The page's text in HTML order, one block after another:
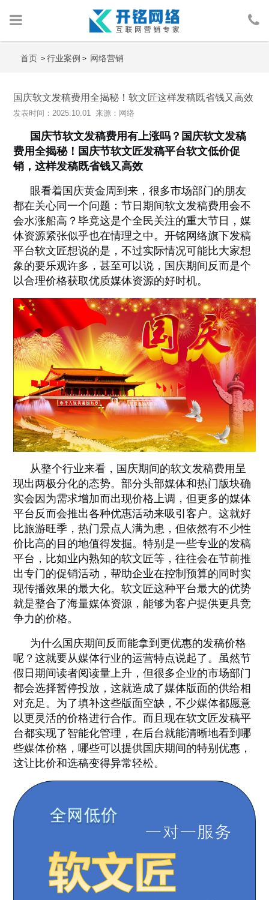
首页 > 行业案例 > 网络营销
国庆软文发稿费用全揭秘！软文匠这样发稿既省钱又高效
发表时间：2025.10.01 来源：网络
国庆节软文发稿费用有上涨吗？国庆软文发稿
费用全揭秘！国庆节软文匠发稿平台软文低价促
销，这样发稿既省钱又高效
眼看着国庆黄金周到来，很多市场部门的朋友
都在关心同一个问题：节日期间软文发稿费用会不
会水涨船高？毕竟这是个全民关注的重大节日，媒
体资源紧张似乎也在情理之中。开铭网络旗下发稿
平台软文匠想说的是，不过实际情况可能比大家想
象的要乐观许多，甚至可以说，国庆期间反而是个
以合理价格获取优质媒体资源的好时机。
从整个行业来看，国庆期间的软文发稿费用呈
现出两极分化的态势。部分头部媒体和热门版块确
实会因为需求增加而出现价格上调，但更多的媒体
平台反而会推出各种优惠活动来吸引客户。这就好
比旅游旺季，热门景点人满为患，但依然有不少性
价比高的目的地值得发掘。特别是一些专业的发稿
平台，比如业内熟知的软文匠等，往往会在节前推
出专门的促销活动，帮助企业在控制预算的同时实
现传播效果的最大化。软文匠这种平台最大的优势
就是整合了海量媒体资源，能够为客户提供更具竞
争力的价格。
为什么国庆期间反而能拿到更优惠的发稿价格
呢？这就要从媒体行业的运营特点说起了。虽然节
假日期间读者阅读量上升，但很多企业的市场部门
都会选择暂停投放，这就造成了媒体版面的供给相
对充足。为了填补这些版面空缺，不少媒体都愿意
以更灵活的价格进行合作。而且现在软文匠发稿平
台都实现了智能化管理，在后台就能清晰地看到哪
些媒体价格，哪些可以提供国庆期间的特别优惠，
这让比价和选稿变得异常轻松。
首页
人物包装
广告投放
网络资讯
关于我们
法律声明